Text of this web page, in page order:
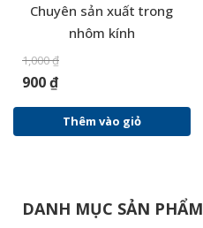
Chuyên sản xuất trong
nhôm kính
1,000₫
900₫
Thêm vào giỏ
DANH MỤC SẢN PHẨM